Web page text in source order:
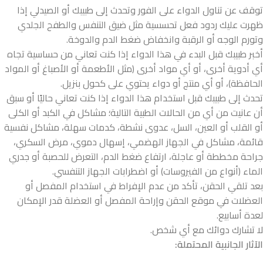
توقف عن تناول الدواء على الفور وتحدث إلى طبيبك أو الصيدلي إذا
ظهرت عليك ردود فعل تحسسية مثل ضيق التنفس والطفح الجلدي
وتورم الوجه أو الرقبة وانخفاض ضغط الدم والدوخة.
أخبر طبيبك قبل البدء في هذا الدواء إذا كنت تعاني من حساسية تجاه
أي أدوية أخرى، أو أي مواد أخرى (مثل الأطعمة أو الأصباغ أو المواد
الحافظة)، أو أي منتج أو دواء يحتوي على كحول بنزيل.
تحدث إلى طبيبك قبل استخدام هذا الدواء إذا كنت تعاني حاليًا أو سبق
أن عانيت من أي من الحالات الطبية التالية؛ مشاكل في الكبد أو الكلى
أو القلب أو العين، السل، عدوى نشطة، كدمات سهلة، مشاكل نفسية
قائمة، مشاكل في الجهاز الهضمي، إسهال دموي، مرض السكري،
جراحة مخططة أو عاجلة، ارتفاع ضغط الدم، التعرض للحصبة أو جدري
الماء (أنواع من الفيروسات) أو اضطرابات الجهاز التنفسي.
بعد تلقي الحقن، تأكد من عدم الإفراط في استخدام المفصل أو
العضلات في موقع الحقن وإراحة المفصل أو العضلة قدر الإمكان
لعدة أسابيع.
لا تشارك دوائك مع أي شخص.
الآثار الجانبية المحتملة: